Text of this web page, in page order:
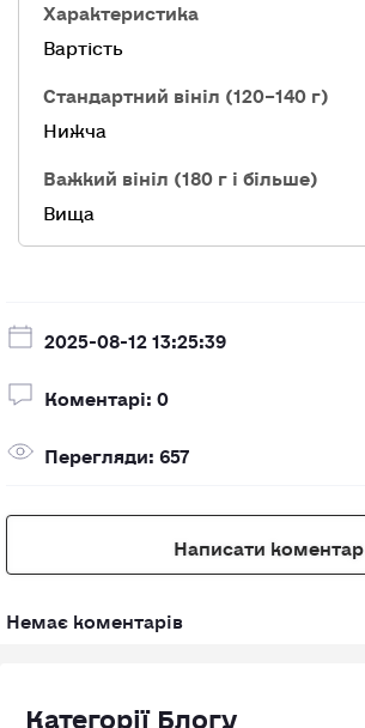
Вартість
Нижча
Вища
2025-08-12 13:25:39
Коментарі: 0
Перегляди: 657
Написати коментар
Немає коментарів
Категорії Блогу